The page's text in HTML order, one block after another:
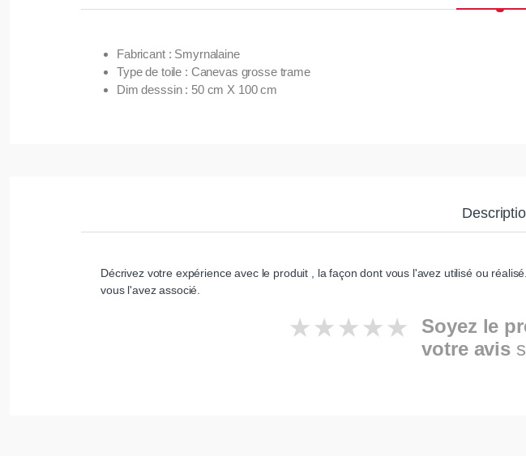
Fabricant : Smyrnalaine
Type de toile : Canevas grosse trame
Dim desssin : 50 cm X 100 cm
Décrivez votre expérience avec le produit , la façon dont vous l'avez utilisé ou
vous l'avez associé.
Soyez le
votre avis